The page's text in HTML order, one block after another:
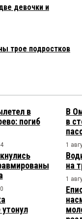
девочки и
трое подростков
в
погиб
В
в
1
на
1